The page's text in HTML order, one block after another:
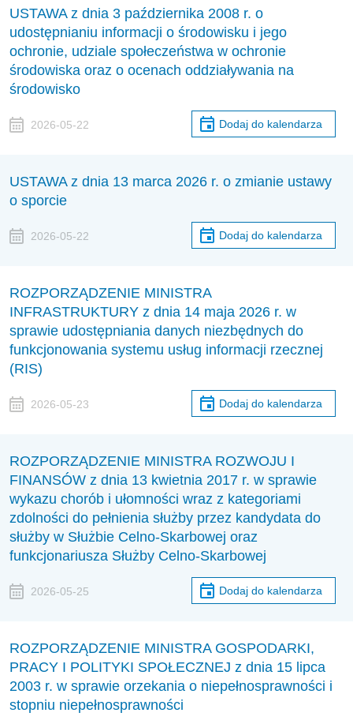
USTAWA z dnia 3 października 2008 r. o
udostępnianiu informacji o środowisku i jego
ochronie, udziale społeczeństwa w ochronie
środowiska oraz o ocenach oddziaływania na
środowisko
2026-05-22 Dodaj do kalendarza
USTAWA z dnia 13 marca 2026 r. o zmianie ustawy
o sporcie
2026-05-22 Dodaj do kalendarza
ROZPORZĄDZENIE MINISTRA
INFRASTRUKTURY z dnia 14 maja 2026 r. w
sprawie udostępniania danych niezbędnych do
funkcjonowania systemu usług informacji rzecznej
(RIS)
2026-05-23 Dodaj do kalendarza
ROZPORZĄDZENIE MINISTRA ROZWOJU I
FINANSÓW z dnia 13 kwietnia 2017 r. w sprawie
wykazu chorób i ułomności wraz z kategoriami
zdolności do pełnienia służby przez kandydata do
służby w Służbie Celno-Skarbowej oraz
funkcjonariusza Służby Celno-Skarbowej
2026-05-25 Dodaj do kalendarza
ROZPORZĄDZENIE MINISTRA GOSPODARKI,
PRACY I POLITYKI SPOŁECZNEJ z dnia 15 lipca
2003 r. w sprawie orzekania o niepełnosprawności i
stopniu niepełnosprawności